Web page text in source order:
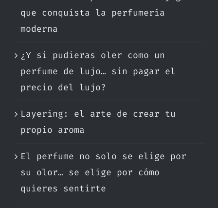
que conquista la perfumería
moderna
¿Y si pudieras oler como un
perfume de lujo… sin pagar el
precio del lujo?
Layering: el arte de crear tu
propio aroma
El perfume no solo se elige por
su olor… se elige por cómo
quieres sentirte